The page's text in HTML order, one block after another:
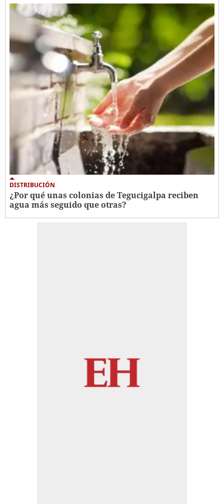
DISTRIBUCIÓN
¿Por qué unas colonias de Tegucigalpa reciben
agua más seguido que otras?